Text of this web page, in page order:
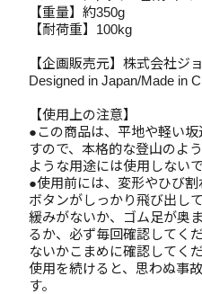
【重量】約350g
【耐荷重】100kg
【企画販売元】株式会社ジ
Designed in Japan/Made in
【使用上の注意】
●この商品は、平地や軽い
すので、本格的な登山のよ
ような用途には使用しない
●使用前には、変形やひび
ボタンがしっかり飛び出し
緩みがないか、ゴム足が奥
るか、必ず毎回確認してく
ないかこまめに確認してく
使用を続けると、思わぬ事
す。